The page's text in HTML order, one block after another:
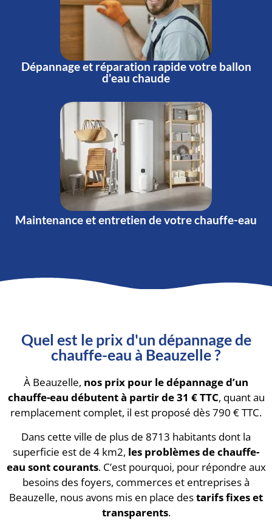
Dépannage et réparation rapide votre ballon
d'eau chaude
Maintenance et entretien de votre chauffe-eau
Quel est le prix d'un dépannage de
chauffe-eau à Beauzelle ?
À Beauzelle, nos prix pour le dépannage d’un
chauffe-eau débutent à partir de 31 € TTC, quant au
remplacement complet, il est proposé dès 790 € TTC.
Dans cette ville de plus de 8713 habitants dont la
superficie est de 4 km2, les problèmes de chauffe-
eau sont courants. C’est pourquoi, pour répondre aux
besoins des foyers, commerces et entreprises à
Beauzelle, nous avons mis en place destarifs fixes et
transparents.